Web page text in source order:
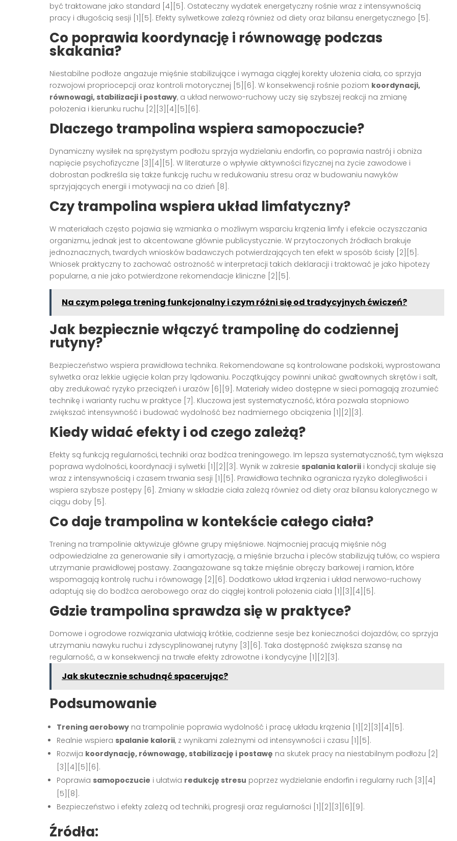
być traktowane jako standard [4][5]. Ostateczny wydatek energetyczny rośnie wraz z intensywnością
pracy i długością sesji [1][5]. Efekty sylwetkowe zależą również od diety oraz bilansu energetycznego [5].
Co poprawia koordynację i równowagę podczas
skakania?
Niestabilne podłoże angażuje mięśnie stabilizujące i wymaga ciągłej korekty ułożenia ciała, co sprzyja
rozwojowi propriocepcji oraz kontroli motorycznej [5][6]. W konsekwencji rośnie poziom koordynacji,
równowagi, stabilizacji i postawy, a układ nerwowo-ruchowy uczy się szybszej reakcji na zmianę
położenia i kierunku ruchu [2][3][4][5][6].
Dlaczego trampolina wspiera samopoczucie?
Dynamiczny wysiłek na sprężystym podłożu sprzyja wydzielaniu endorfin, co poprawia nastrój i obniża
napięcie psychofizyczne [3][4][5]. W literaturze o wpływie aktywności fizycznej na życie zawodowe i
dobrostan podkreśla się także funkcję ruchu w redukowaniu stresu oraz w budowaniu nawyków
sprzyjających energii i motywacji na co dzień [8].
Czy trampolina wspiera układ limfatyczny?
W materiałach często pojawia się wzmianka o możliwym wsparciu krążenia limfy i efekcie oczyszczania
organizmu, jednak jest to akcentowane głównie publicystycznie. W przytoczonych źródłach brakuje
jednoznacznych, twardych wniosków badawczych potwierdzających ten efekt w sposób ścisły [2][5].
Wniosek praktyczny to zachować ostrożność w interpretacji takich deklaracji i traktować je jako hipotezy
popularne, a nie jako potwierdzone rekomendacje kliniczne [2][5].
Na czym polega trening funkcjonalny i czym różni się od tradycyjnych ćwiczeń?
Jak bezpiecznie włączyć trampolinę do codziennej
rutyny?
Bezpieczeństwo wspiera prawidłowa technika. Rekomendowane są kontrolowane podskoki, wyprostowana
sylwetka oraz lekkie ugięcie kolan przy lądowaniu. Początkujący powinni unikać gwałtownych skrętów i salt,
aby zredukować ryzyko przeciążeń i urazów [6][9]. Materiały wideo dostępne w sieci pomagają zrozumieć
technikę i warianty ruchu w praktyce [7]. Kluczowa jest systematyczność, która pozwala stopniowo
zwiększać intensywność i budować wydolność bez nadmiernego obciążenia [1][2][3].
Kiedy widać efekty i od czego zależą?
Efekty są funkcją regularności, techniki oraz bodźca treningowego. Im lepsza systematyczność, tym większa
poprawa wydolności, koordynacji i sylwetki [1][2][3]. Wynik w zakresie spalania kalorii i kondycji skaluje się
wraz z intensywnością i czasem trwania sesji [1][5]. Prawidłowa technika ogranicza ryzyko dolegliwości i
wspiera szybsze postępy [6]. Zmiany w składzie ciała zależą również od diety oraz bilansu kalorycznego w
ciągu doby [5].
Co daje trampolina w kontekście całego ciała?
Trening na trampolinie aktywizuje główne grupy mięśniowe. Najmocniej pracują mięśnie nóg
odpowiedzialne za generowanie siły i amortyzację, a mięśnie brzucha i pleców stabilizują tułów, co wspiera
utrzymanie prawidłowej postawy. Zaangażowane są także mięśnie obręczy barkowej i ramion, które
wspomagają kontrolę ruchu i równowagę [2][6]. Dodatkowo układ krążenia i układ nerwowo-ruchowy
adaptują się do bodźca aerobowego oraz do ciągłej kontroli położenia ciała [1][3][4][5].
Gdzie trampolina sprawdza się w praktyce?
Domowe i ogrodowe rozwiązania ułatwiają krótkie, codzienne sesje bez konieczności dojazdów, co sprzyja
utrzymaniu nawyku ruchu i zdyscyplinowanej rutyny [3][6]. Taka dostępność zwiększa szansę na
regularność, a w konsekwencji na trwałe efekty zdrowotne i kondycyjne [1][2][3].
Jak skutecznie schudnąć spacerując?
Podsumowanie
Trening aerobowy na trampolinie poprawia wydolność i pracę układu krążenia [1][2][3][4][5].
Realnie wspiera spalanie kalorii, z wynikami zależnymi od intensywności i czasu [1][5].
Rozwija koordynację, równowagę, stabilizację i postawę na skutek pracy na niestabilnym podłożu [2]
[3][4][5][6].
Poprawia samopoczucie i ułatwia redukcję stresu poprzez wydzielanie endorfin i regularny ruch [3][4]
[5][8].
Bezpieczeństwo i efekty zależą od techniki, progresji oraz regularności [1][2][3][6][9].
Źródła: